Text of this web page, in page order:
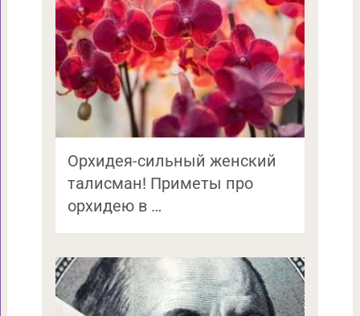
Орхидея-сильный женский
талисман! Приметы про
орхидею в …